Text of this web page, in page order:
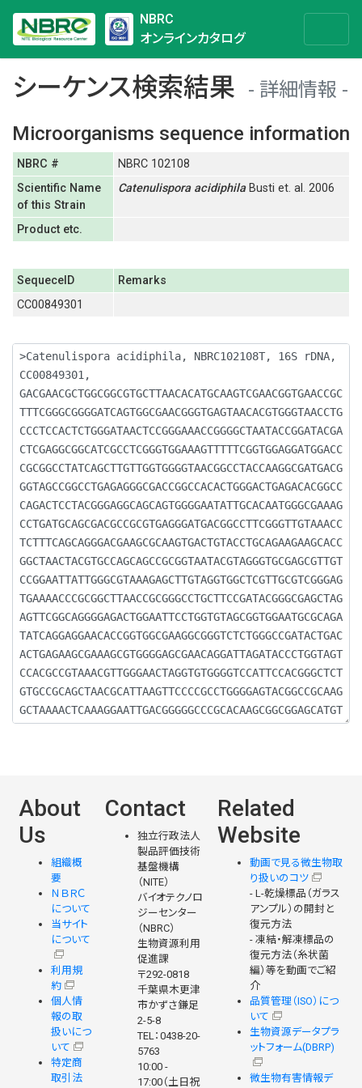
NBRC
オンラインカタログ
シーケンス検索結果
詳細情報
Microorganisms sequence information
NBRC #
NBRC 102108
Scientific Name
of this Strain
Catenulispora acidiphilaBusti et. al. 2006
Product etc.
SequeceID
Remarks
CC00849301
About
Us
組織概
要
ＮＢＲＣ
について
当サイト
について
利用規
約
個人情
報の取
扱いにつ
いて
特定商
取引法
Contact
独立行政法人
製品評価技術
基盤機構
（NITE）
バイオテクノロ
ジーセンター
（NBRC）
生物資源利用
促進課
〒292-0818
千葉県木更津
市かずさ鎌足
2-5-8
TEL：0438-20-
5763
10:00 -
17:00（土日祝
Related
Website
動画で見る微生物取
り扱いのコツ
- L-乾燥標品（ガラス
アンプル）の開封と
復元方法
- 凍結・解凍標品の
復元方法（糸状菌
編）等を動画でご紹
介
品質管理（ISO）につ
いて
生物資源データプラ
ットフォーム(DBRP)
微生物有害情報デ